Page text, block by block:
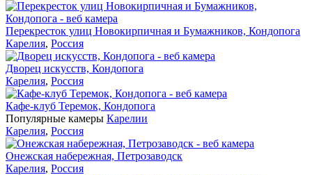
Перекресток улиц Новокирпичная и Бумажников, Кондопога
Карелия, Россия
Дворец искусств, Кондопога
Карелия, Россия
Кафе-клуб Теремок, Кондопога
Популярные камеры Карелии
Карелия, Россия
Онежская набережная, Петрозаводск
Карелия, Россия